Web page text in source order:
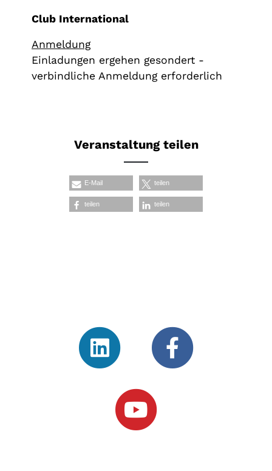
Club International
Anmeldung
Einladungen ergehen gesondert -
verbindliche Anmeldung erforderlich
Veranstaltung teilen
E-Mail teilen
teilen teilen